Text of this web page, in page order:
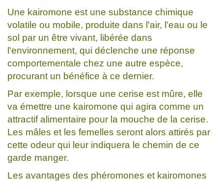
Une kairomone est une substance chimique
volatile ou mobile, produite dans l'air, l'eau ou le
sol par un être vivant, libérée dans
l'environnement, qui déclenche une réponse
comportementale chez une autre espèce,
procurant un bénéfice à ce dernier.
Par exemple, lorsque une cerise est mûre, elle
va émettre une kairomone qui agira comme un
attractif alimentaire pour la mouche de la cerise.
Les mâles et les femelles seront alors attirés par
cette odeur qui leur indiquera le chemin de ce
garde manger.
Les avantages des phéromones et kairomones